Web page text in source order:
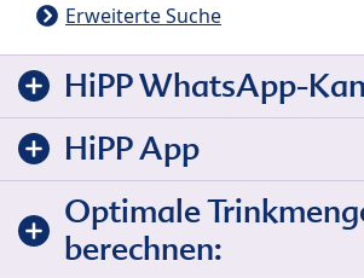
Erweiterte Suche
HiPP WhatsApp-
HiPP App
Optimale
berechnen: